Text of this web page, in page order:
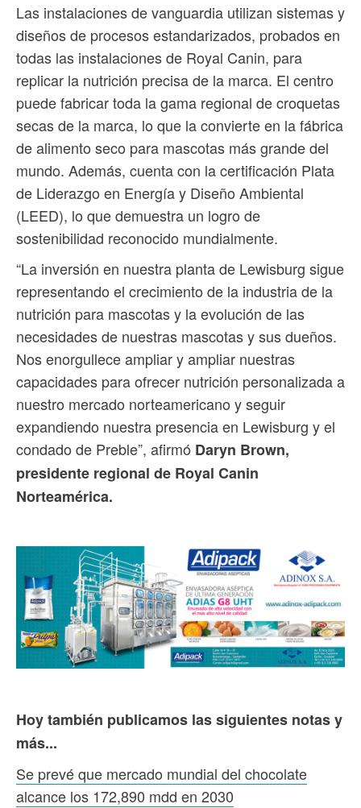
Las instalaciones de vanguardia utilizan sistemas y
diseños de procesos estandarizados, probados en
todas las instalaciones de Royal Canin, para
replicar la nutrición precisa de la marca. El centro
puede fabricar toda la gama regional de croquetas
secas de la marca, lo que la convierte en la fábrica
de alimento seco para mascotas más grande del
mundo. Además, cuenta con la certificación Plata
de Liderazgo en Energía y Diseño Ambiental
(LEED), lo que demuestra un logro de
sostenibilidad reconocido mundialmente.
“La inversión en nuestra planta de Lewisburg sigue
representando el crecimiento de la industria de la
nutrición para mascotas y la evolución de las
necesidades de nuestras mascotas y sus dueños.
Nos enorgullece ampliar y ampliar nuestras
capacidades para ofrecer nutrición personalizada a
nuestro mercado norteamericano y seguir
expandiendo nuestra presencia en Lewisburg y el
condado de Preble”, afirmó Daryn Brown,
presidente regional de Royal Canin
Norteamérica.
Hoy también publicamos las siguientes notas y
más...
Se prevé que mercado mundial del chocolate
alcance los 172,890 mdd en 2030